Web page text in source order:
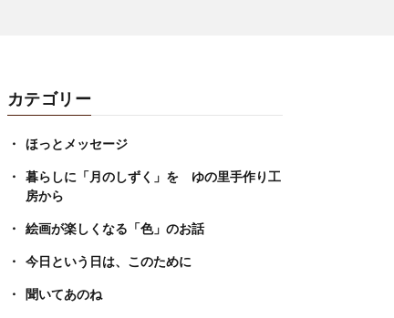
カテゴリー
ほっとメッセージ
暮らしに「月のしずく」を ゆの里手作り工
房から
絵画が楽しくなる「色」のお話
今日という日は、このために
聞いてあのね